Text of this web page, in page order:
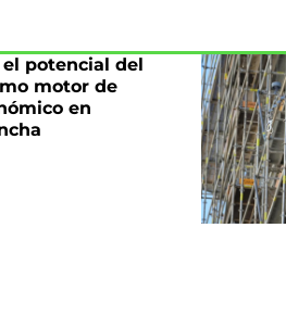
potencial del
motor de
en